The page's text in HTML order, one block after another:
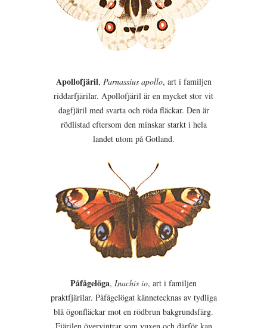
Apollofjäril, Parnassius apollo, art i familjen
riddarfjärilar. Apollofjäril är en mycket stor vit
dagfjäril med svarta och röda fläckar. Den är
rödlistad eftersom den minskar starkt i hela
landet utom på Gotland.
Påfågelöga, Inachis io, art i familjen
praktfjärilar. Påfågelögat kännetecknas av tydliga
blå ögonfläckar mot en rödbrun bakgrundsfärg.